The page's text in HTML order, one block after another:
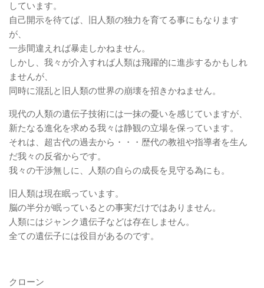
しています。
自己開示を待てば、旧人類の独力を育てる事にもなります
が、
一歩間違えれば暴走しかねません。
しかし、我々が介入すれば人類は飛躍的に進歩するかもしれ
ませんが、
同時に混乱と旧人類の世界の崩壊を招きかねません。
現代の人類の遺伝子技術には一抹の憂いを感じていますが、
新たなる進化を求める我々は静観の立場を保っています。
それは、超古代の過去から・・・歴代の教祖や指導者を生ん
だ我々の反省からです。
我々の干渉無しに、人類の自らの成長を見守る為にも。
旧人類は現在眠っています。
脳の半分が眠っているとの事実だけではありません。
人類にはジャンク遺伝子などは存在しません。
全ての遺伝子には役目があるのです。
クローン